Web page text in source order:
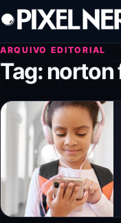
Pular para o conteúdo
ARQUIVO EDITORIAL
Tag: norton